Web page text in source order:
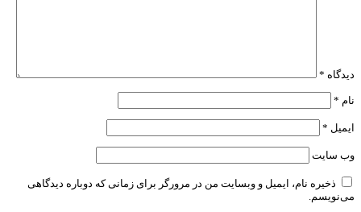
دیدگاه *
نام *
ایمیل *
وب‌ سایت
ذخیره نام، ایمیل و وبسایت من در مرورگر برای زمانی که دوباره دیدگاهی
می‌نویسم.